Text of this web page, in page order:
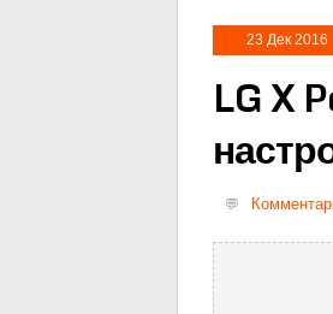
23 Дек 2016
LG X